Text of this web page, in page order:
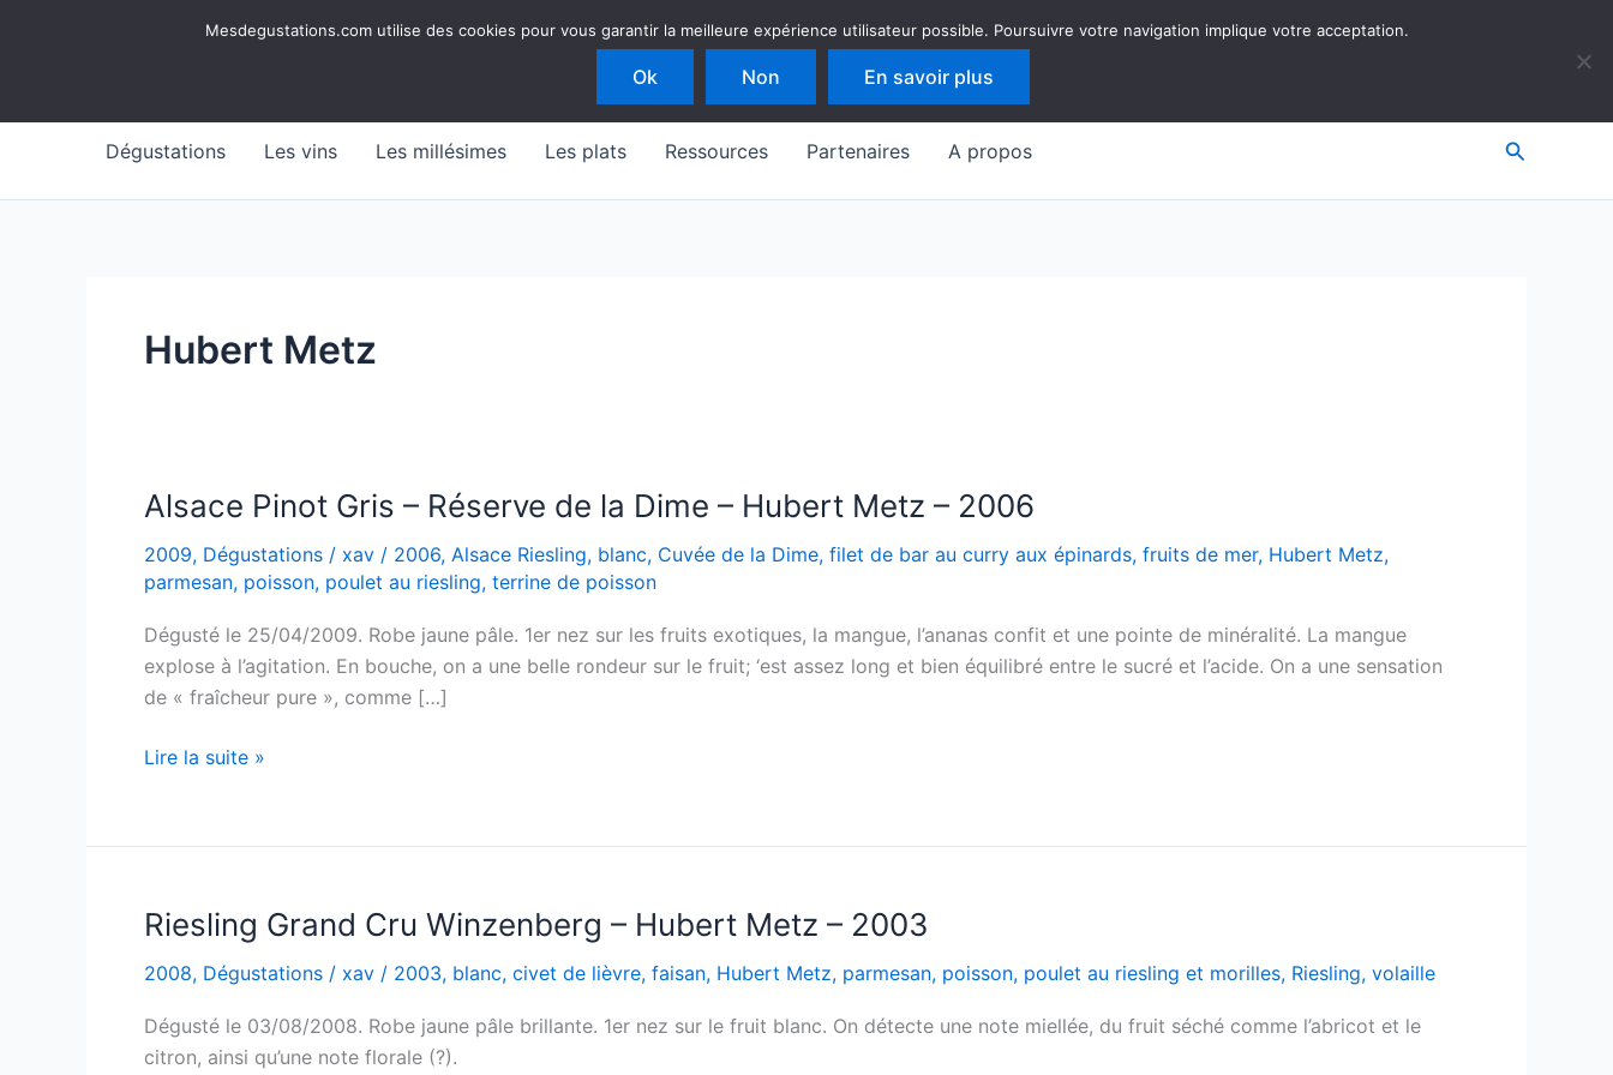
Mesdegustations
Dégustations Les vins Les millésimes Les plats Ressources Partenaires A propos
Hubert Metz
Alsace Pinot Gris – Réserve de la Dime – Hubert Metz – 2006
2009, Dégustations / xav / 2006, Alsace Riesling, blanc, Cuvée de la Dime, filet de bar au curry aux épinards, fruits de mer, Hubert Metz,
parmesan, poisson, poulet au riesling, terrine de poisson
Dégusté le 25/04/2009. Robe jaune pâle. 1er nez sur les fruits exotiques, la mangue, l’ananas confit et une pointe de minéralité. La mangue
explose à l’agitation. En bouche, on a une belle rondeur sur le fruit; ‘est assez long et bien équilibré entre le sucré et l’acide. On a une sensation
de « fraîcheur pure », comme […]
Alsace
–
de
la
Dime
Hubert
Metz
Lire la suite »
Riesling Grand Cru Winzenberg – Hubert Metz – 2003
2008, Dégustations / xav / 2003, blanc, civet de lièvre, faisan, Hubert Metz, parmesan, poisson, poulet au riesling et morilles, Riesling, volaille
Dégusté le 03/08/2008. Robe jaune pâle brillante. 1er nez sur le fruit blanc. On détecte une note miellée, du fruit séché comme l’abricot et le
citron, ainsi qu’une note florale (?).
Mesdegustations.com utilise des cookies pour vous garantir la meilleure expérience utilisateur possible. Poursuivre votre navigation implique votre acceptation.
Ok Non En savoir plus